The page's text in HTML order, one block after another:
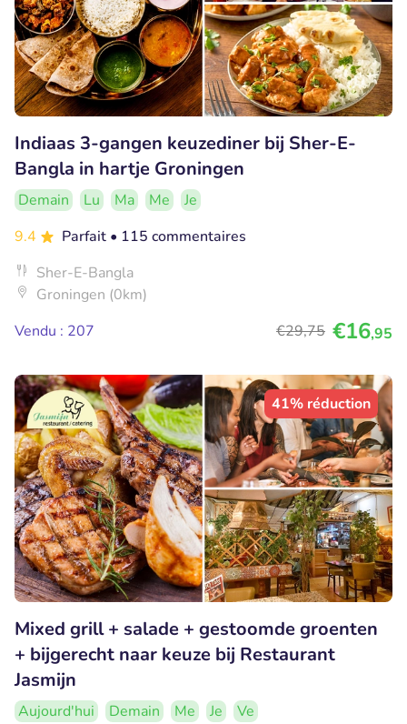
Indiaas 3-gangen keuzediner bij Sher-E-
Bangla in hartje Groningen
Demain Lu Ma Me
Je
9.4
Parfait • 115 commentaires
Sher-E-Bangla
Groningen (0km)
Vendu : 207
€29,75 €16,95
41% réduction
Mixed grill + salade + gestoomde groenten
+ bijgerecht naar keuze bij Restaurant
Jasmijn
Aujourd'hui Demain Me Je Ve